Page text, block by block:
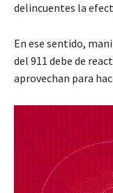
delincuentes la
En ese sentido,
del 911 debe de
aprovechan para